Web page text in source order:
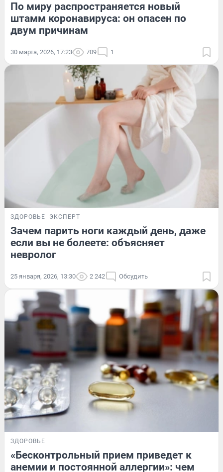
По миру распространяется новый
штамм коронавируса: он опасен по
двум причинам
30 марта, 2026, 17:23 709 1
ЗДОРОВЬЕ ЭКСПЕРТ
Зачем парить ноги каждый день, даже
если вы не болеете: объясняет
невролог
25 января, 2026, 13:30 2 242 Обсудить
ЗДОРОВЬЕ
«Бесконтрольный прием приведет к
анемии и постоянной аллергии»: чем